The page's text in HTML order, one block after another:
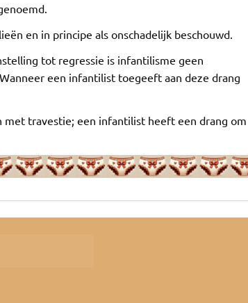
en in principe als onschadelijk beschouwd.
tot regressie is infantilisme geen
een infantilist toegeeft aan deze drang
travestie; een infantilist heeft een drang om